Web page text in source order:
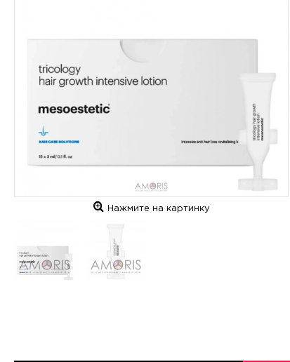
Нажмите на картинку